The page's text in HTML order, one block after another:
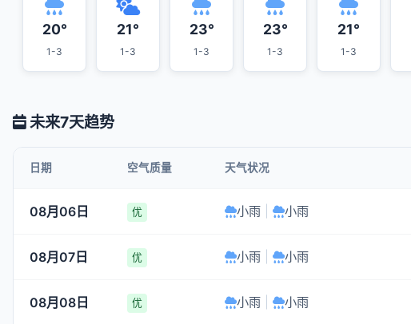
20°
1-3
21°
1-3
23°
1-3
23°
1-3
21°
1-3
未来7天趋势
日期 空气质量 天气状况
08月06日 优 小雨 小雨
08月07日 优 小雨 小雨
08月08日 优 小雨 小雨